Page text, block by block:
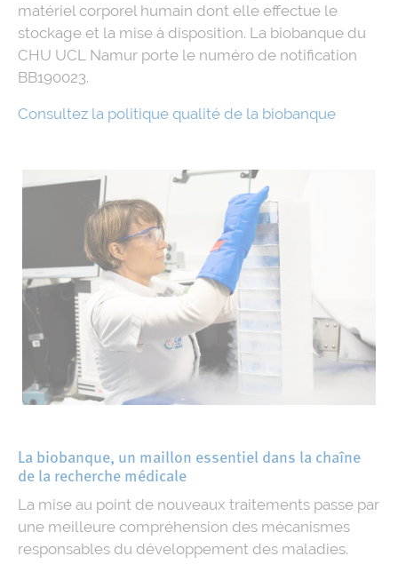
matériel corporel humain dont elle effectue le
stockage et la mise à disposition. La biobanque du
CHU UCL Namur porte le numéro de notification
BB190023.
Consultez la politique qualité de la biobanque
La biobanque, un maillon essentiel dans la chaîne
de la recherche médicale
La mise au point de nouveaux traitements passe par
une meilleure compréhension des mécanismes
responsables du développement des maladies.